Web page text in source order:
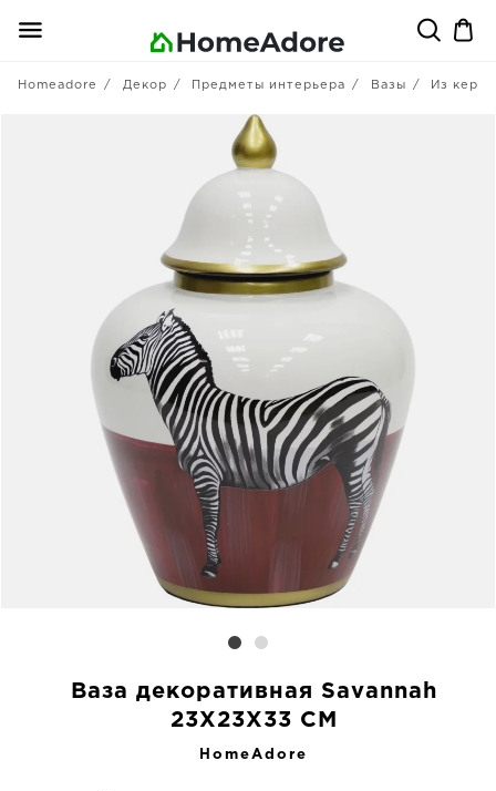
Homeadore Декор Предметы интерьера Вазы Из
Ваза декоративная Savannah
23X23X33 CM
HomeAdore